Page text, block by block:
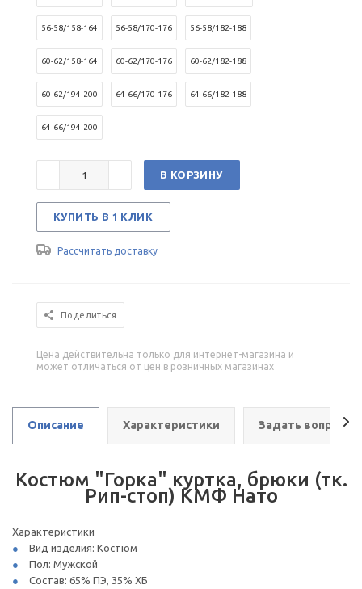
56-58/158-164 56-58/170-176 56-58/182-188
60-62/158-164 60-62/170-176 60-62/182-188
60-62/194-200 64-66/170-176 64-66/182-188
64-66/194-200
В КОРЗИНУ
КУПИТЬ В 1 КЛИК
Рассчитать доставку
Поделиться
Цена действительна только для интернет-магазина и
может отличаться от цен в розничных магазинах
Описание Характеристики Задать вопрос
Костюм "Горка" куртка, брюки (тк.
Рип-стоп) КМФ Нато
Характеристики
Вид изделия: Костюм
Пол: Мужской
Состав: 65% ПЭ, 35% ХБ